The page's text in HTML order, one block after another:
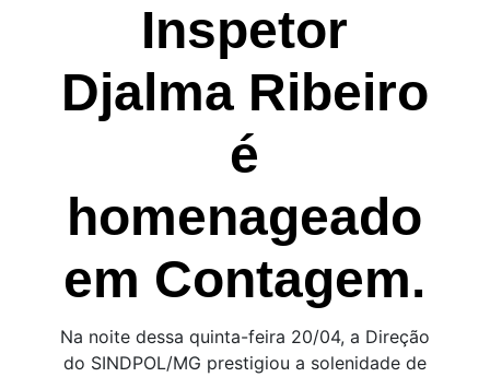
Inspetor
Djalma Ribeiro
é
homenageado
em Contagem.
Na noite dessa quinta-feira 20/04, a Direção
do SINDPOL/MG prestigiou a solenidade de